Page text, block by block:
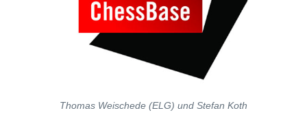
Thomas Weischede (ELG) und Stefan Koth